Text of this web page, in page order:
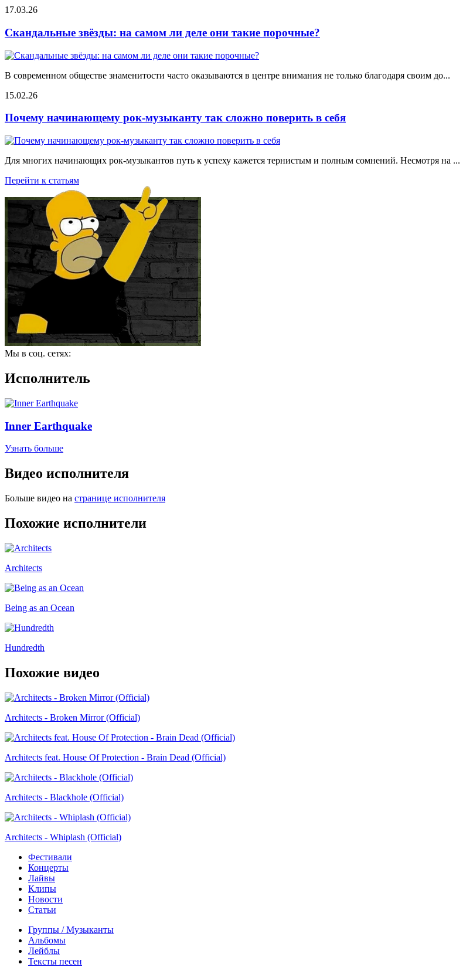
17.03.26
Скандальные звёзды: на самом ли деле они такие порочные?
В современном обществе знаменитости часто оказываются в центре внимания не только благодаря своим до...
15.02.26
Почему начинающему рок-музыканту так сложно поверить в себя
Для многих начинающих рок-музыкантов путь к успеху кажется тернистым и полным сомнений. Несмотря на ...
Перейти к статьям
Мы в соц. сетях:
Исполнитель
Inner Earthquake
Узнать больше
Видео исполнителя
Больше видео на странице исполнителя
Похожие исполнители
Architects
Being as an Ocean
Hundredth
Похожие видео
Architects - Broken Mirror (Official)
Architects feat. House Of Protection - Brain Dead (Official)
Architects - Blackhole (Official)
Architects - Whiplash (Official)
Фестивали
Концерты
Лайвы
Клипы
Новости
Статьи
Группы / Музыканты
Альбомы
Лейблы
Тексты песен